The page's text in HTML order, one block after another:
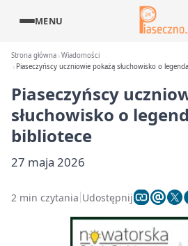
MENU
Strona główna Wiadomości
Piaseczyńscy uczniowie pokażą słuchowisko o
Piaseczyńscy
słuchowisko o
bibliotece
27 maja 2026
2 min czytania Udostępnij